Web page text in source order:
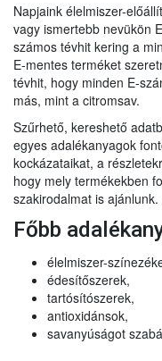
Napjaink élelmiszer-
vagy ismertebb nevükön
számos tévhit kering a
E-mentes terméket
tévhit, hogy minden E-
más, mint a citromsav.
Szűrhető, kereshető
egyes adalékanyagok
kockázataikat, a
hogy mely termékekben
szakirodalmat is ajánlunk.
Főbb
élelmiszer-
édesítőszerek,
tartósítószerek,
antioxidánsok,
savanyúságot